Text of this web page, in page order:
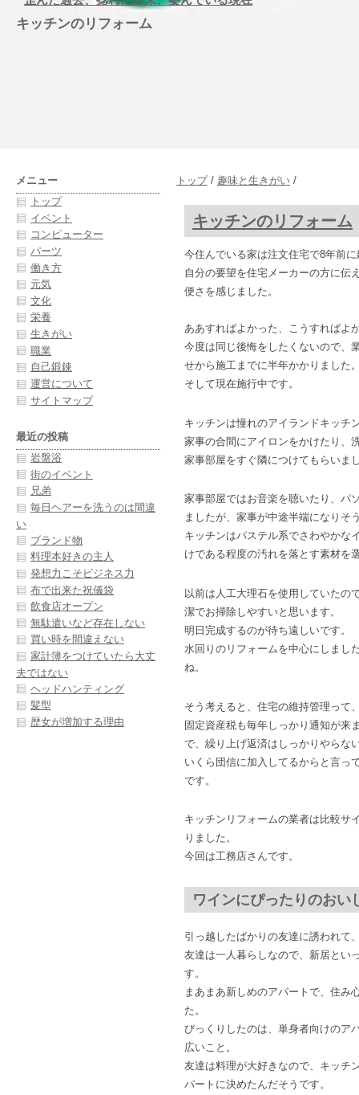
キッチンのリフォーム
トップ/ 趣味と生きがい /
キッチンのリフォーム
今住んでいる家は注文住宅で8年前
自分の要望を住宅メーカーの方に伝
便さを感じました。
ああすればよかった、こうすればよ
今度は同じ後悔をしたくないので、
せから施工までに半年かかりました
そして現在施行中です。
キッチンは憧れのアイランドキッチ
家事の合間にアイロンをかけたり、
家事部屋をすぐ隣につけてもらいま
家事部屋ではお音楽を聴いたり、パ
ましたが、家事が中途半端になりそ
キッチンはパステル系でさわやかな
けである程度の汚れを落とす素材を
以前は人工大理石を使用していたの
潔でお掃除しやすいと思います。
明日完成するのが待ち遠しいです。
水回りのリフォームを中心にしまし
ね。
そう考えると、住宅の維持管理って
固定資産税も毎年しっかり通知が来
で、繰り上げ返済はしっかりやらな
いくら団信に加入してるからと言っ
です。
キッチンリフォームの業者は比較サ
りました。
今回は工務店さんです。
ワインにぴったりのおい
引っ越したばかりの友達に誘われて
友達は一人暮らしなので、新居とい
す。
まあまあ新しめのアパートで、住み
た。
びっくりしたのは、単身者向けのア
広いこと。
友達は料理が大好きなので、キッチ
パートに決めたんだそうです。
メニュー
トップ
イベント
コンピューター
パーツ
働き方
元気
文化
栄養
生きがい
職業
自己鍛錬
運営について
サイトマップ
最近の投稿
岩盤浴
街のイベント
兄弟
毎日ヘアーを洗うのは間違
い
ブランド物
料理本好きの主人
発想力こそビジネス力
布で出来た祝儀袋
飲食店オープン
無駄遣いなど存在しない
買い時を間違えない
家計簿をつけていたら大丈
夫ではない
ヘッドハンティング
髪型
歴女が増加する理由